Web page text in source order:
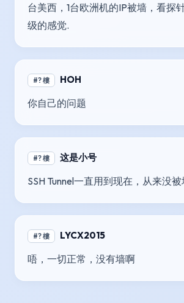
台美西，1台欧洲机的IP被墙，看
级的感觉.
#? 樓 HOH
你自己的问题
#? 樓 这是小号
SSH Tunnel一直用到现在，从来没
#? 樓 LYCX2015
唔，一切正常，没有墙啊